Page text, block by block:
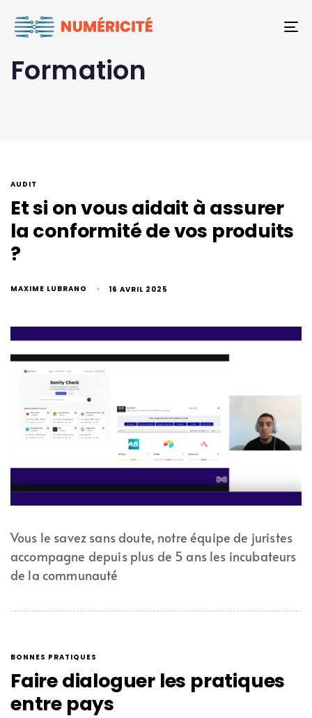
Formation
AUDIT
Et si on vous aidait à assurer
la conformité de vos produits
?
MAXIME LUBRANO 16 AVRIL 2025
Vous le savez sans doute, notre équipe de juristes
accompagne depuis plus de 5 ans les incubateurs
de la communauté
BONNES PRATIQUES
Faire dialoguer les pratiques
entre pays